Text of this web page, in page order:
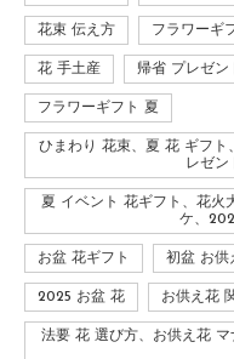
花束 伝え方 フラワーギ
花 手土産 帰省 プレゼン
フラワーギフト 夏
ひまわり 花束、夏 花 ギフ
レゼン
夏 イベント 花ギフト、花火
ケ、
お盆 花ギフト 初盆 お供
2025 お盆 花 お供え花
法要 花 選び方、お供え花 マ